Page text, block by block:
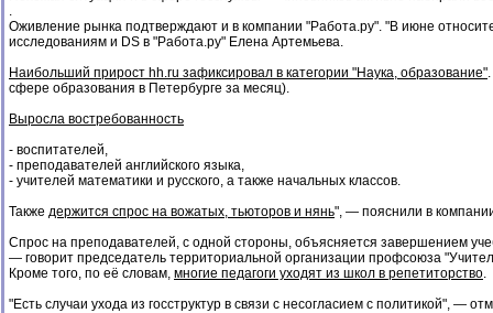
.
Оживление рынка подтверждают и в компании "Работа.ру". "В июне
исследованиям и DS в "Работа.ру" Елена Артемьева.
Наибольший прирост hh.ru зафиксировал в категории "Наука, образование"
сфере образования в Петербурге за месяц).
Выросла востребованность
- воспитателей,
- преподавателей английского языка,
- учителей математики и русского, а также начальных классов.
Также держится спрос на вожатых, тьюторов и нянь", — пояснили в
Спрос на преподавателей, с одной стороны, объясняется завершением
— говорит председатель территориальной организации профсоюза
Кроме того, по её словам, многие педагоги уходят из школ в репетиторство.
"Есть случаи ухода из госструктур в связи с несогласием с политикой", —